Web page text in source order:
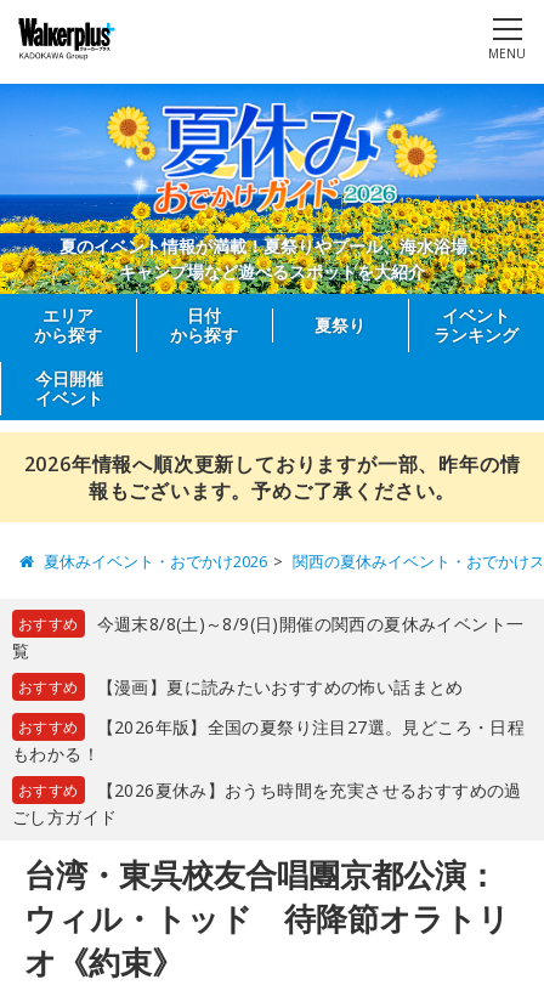
MENU
夏のイベント情報が満載！夏祭りやプール、海水浴場、
キャンプ場など遊べるスポットを大紹介
エリア
から探す
日付
から探す
夏祭り
イベント
ランキング
今日開催
イベント
2026年情報へ順次更新しておりますが一部、昨年の情
報もございます。予めご了承ください。
夏休みイベント・おでかけ2026 関西の夏休みイベント・おでかけ
おすすめ
今週末8/8(土)～8/9(日)開催の関西の夏休みイベント一
覧
おすすめ 【漫画】夏に読みたいおすすめの怖い話まとめ
おすすめ
【2026年版】全国の夏祭り注目27選。見どころ・日程
もわかる！
おすすめ
【2026夏休み】おうち時間を充実させるおすすめの過
ごし方ガイド
台湾・東呉校友合唱團京都公演：
ウィル・トッド 待降節オラトリ
オ《約束》